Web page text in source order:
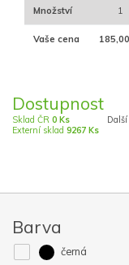
Množství 1
Vaše cena
Dostupnost
Sklad ČR 0 Ks
Externí sklad 9267 Ks
Barva
černá